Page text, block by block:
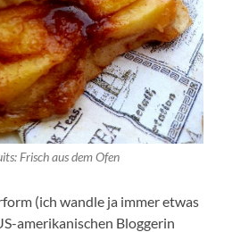
Frisch aus dem Ofen
(ich wandle ja immer etwas
amerikanischen Bloggerin